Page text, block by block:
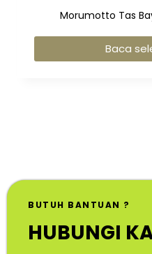
Morumotto Tas
Baca
BUTUH BANTUAN ?
HUBUNGI